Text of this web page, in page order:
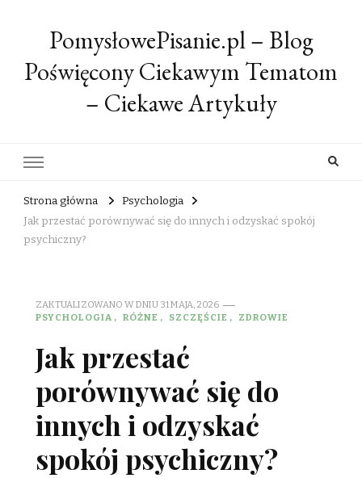
PomysłowePisanie.pl – Blog
Poświęcony Ciekawym Tematom
– Ciekawe Artykuły
Strona główna
Psychologia
Jak przestać porównywać się do innych i odzyskać spokój
psychiczny?
ZAKTUALIZOWANO W DNIU 31 MAJA, 2026
PSYCHOLOGIA
RÓŻNE SZCZĘŚCIE ZDROWIE
Jak przestać
porównywać się do
innych i odzyskać
spokój psychiczny?